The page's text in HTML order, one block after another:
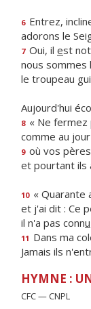
6 Entrez,
adorons le
7 Oui, il est
nous sommes
le troupeau
Aujourd'hui
8 « Ne
comme au
9 où vos
et pourtant ils
10 « Quarante
et j'ai dit : Ce
il n'a pas connu
11 Dans ma
Jamais ils
HYMNE :
CFC — CNPL